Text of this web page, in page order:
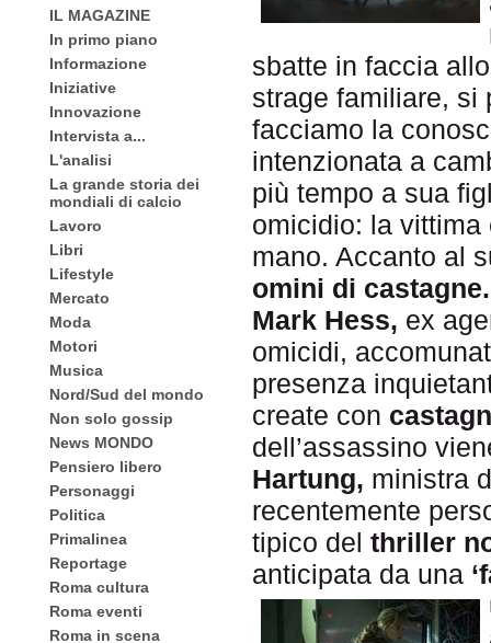
IL MAGAZINE
In primo piano
Informazione
Iniziative
Innovazione
Intervista a...
L'analisi
La grande storia dei
mondiali di calcio
Lavoro
Libri
Lifestyle
Mercato
Moda
Motori
Musica
Nord/Sud del mondo
Non solo gossip
News MONDO
Pensiero libero
Personaggi
Politica
Primalinea
Reportage
Roma cultura
Roma eventi
Roma in scena
sbatte in faccia
strage familiare,
facciamo la
intenzionata a
più tempo a sua
omicidio: la vittima
mano. Accanto al
omini di castagne.
Mark Hess, ex
omicidi,
presenza
create con
dell’assassino
Hartung, ministra
recentemente
tipico del thriller
anticipata da una